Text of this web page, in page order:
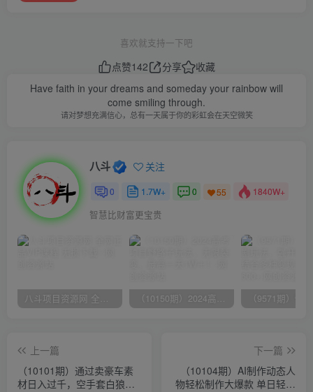
喜欢就支持一下吧
点赞142 分享
收藏
Have faith in your dreams and someday your rainbow will
come smiling through.
请对梦想充满信心，总有一天属于你的彩虹会在天空微笑
八斗 关注
0 1.7W+ 0 55 1840W+
智慧比财富更宝贵
八斗项目资源网 全网正品VIP课程 无损下载~ （10150期）2024高考项目野路子玩法，无限裂变，最高一天1W＋！
上一篇
（10101期）通过卖豪车素
材日入过千，空手套白狼！
下一篇
（10104期）AI制作动态人
物轻松制作大爆款 单日轻松